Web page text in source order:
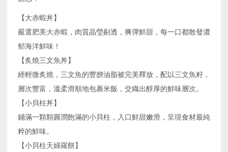
【大赤蝦丼】
嚴選肥美大赤蝦，肉質晶瑩剔透，爽彈鮮甜，每一口都散發濃
郁海洋鮮味！
【炙燒三文魚丼】
經輕微炙燒，三文魚的豐腴油脂被完美釋放，配以三文魚籽，
層次豐富，溫柔滑順地包裹米飯，交織出醇厚的鮮味層次。
【小貝柱丼】
鋪滿一顆顆圓潤飽滿的小貝柱，入口鮮甜嫩滑，呈現食材最純
粹的鮮味。
【小貝柱天婦羅餅】